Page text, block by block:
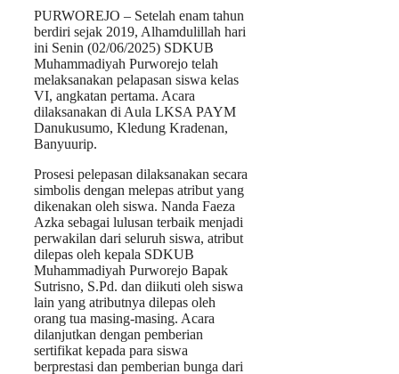
PURWOREJO – Setelah enam tahun
berdiri sejak 2019, Alhamdulillah hari
ini Senin (02/06/2025) SDKUB
Muhammadiyah Purworejo telah
melaksanakan pelapasan siswa kelas
VI, angkatan pertama. Acara
dilaksanakan di Aula LKSA PAYM
Danukusumo, Kledung Kradenan,
Banyuurip.
Prosesi pelepasan dilaksanakan secara
simbolis dengan melepas atribut yang
dikenakan oleh siswa. Nanda Faeza
Azka sebagai lulusan terbaik menjadi
perwakilan dari seluruh siswa, atribut
dilepas oleh kepala SDKUB
Muhammadiyah Purworejo Bapak
Sutrisno, S.Pd. dan diikuti oleh siswa
lain yang atributnya dilepas oleh
orang tua masing-masing. Acara
dilanjutkan dengan pemberian
sertifikat kepada para siswa
berprestasi dan pemberian bunga dari